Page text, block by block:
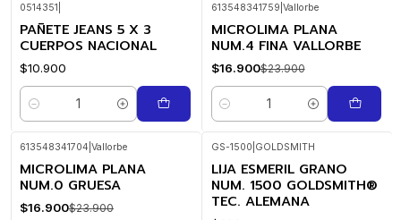
0514351
PAÑETE JEANS 5 X 3
CUERPOS NACIONAL
$10.900
Cantidad
-29%
OFF
613548341759 Vallorbe
MICROLIMA PLANA
NUM.4 FINA VALLORBE
$16.900$23.900
Cantidad
-29%
OFF
613548341704 Vallorbe
MICROLIMA PLANA
NUM.0 GRUESA
$16.900$23.900
GS-1500 GOLDSMITH
LIJA ESMERIL GRANO
NUM. 1500 GOLDSMITH®
TEC. ALEMANA